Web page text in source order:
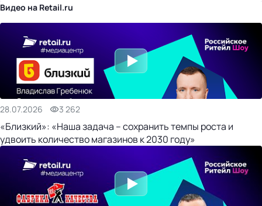
Видео на Retail.ru
28.07.2026 3 262
«Близкий»: «Наша задача – сохранить темпы роста и
удвоить количество магазинов к 2030 году»